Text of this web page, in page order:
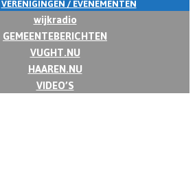
wijkradio
GEMEENTEBERICHTEN
VUGHT.NU
HAAREN.NU
VIDEO’S